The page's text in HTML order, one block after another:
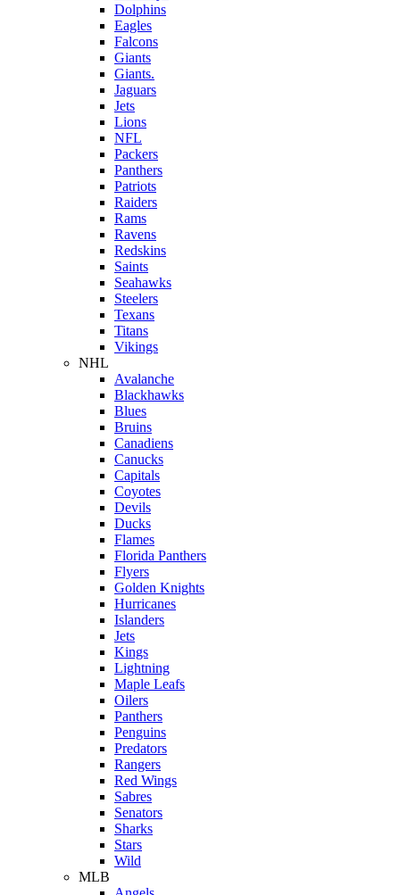
Dolphins
Eagles
Falcons
Giants
Giants.
Jaguars
Jets
Lions
NFL
Packers
Panthers
Patriots
Raiders
Rams
Ravens
Redskins
Saints
Seahawks
Steelers
Texans
Titans
Vikings
NHL
Avalanche
Blackhawks
Blues
Bruins
Canadiens
Canucks
Capitals
Coyotes
Devils
Ducks
Flames
Florida Panthers
Flyers
Golden Knights
Hurricanes
Islanders
Jets
Kings
Lightning
Maple Leafs
Oilers
Panthers
Penguins
Predators
Rangers
Red Wings
Sabres
Senators
Sharks
Stars
Wild
MLB